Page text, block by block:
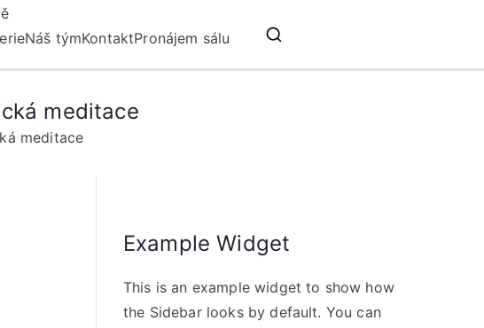
Náš týmKontaktPronájem sálu
meditace
meditace
Example Widget
This is an example widget to show how
the Sidebar looks by default. You can